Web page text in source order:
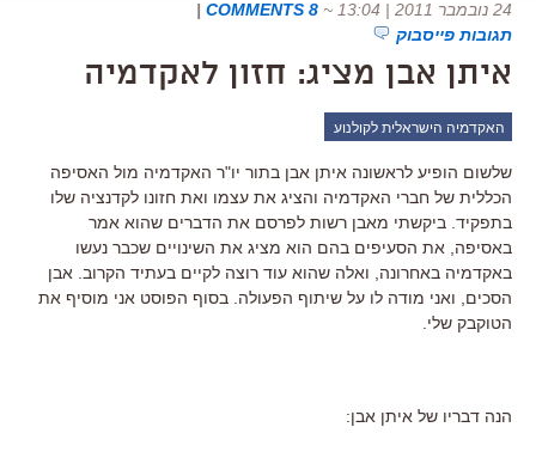
24 נובמבר 2011 | 13:04 ~
8 COMMENTS
|
תגובות פייסבוק
איתן אבן מציג: חזון לאקדמיה
האקדמיה הישראלית לקולנוע
שלשום הופיע לראשונה איתן אבן בתור יו"ר האקדמיה מול האסיפה
הכללית של חברי האקדמיה והציג את עצמו ואת חזונו לקדנציה שלו
בתפקיד. ביקשתי מאבן רשות לפרסם את הדברים שהוא אמר
באסיפה, את הסעיפים בהם הוא מציג את השינויים שכבר נעשו
באקדמיה באחרונה, ואלה שהוא עוד רוצה לקיים בעתיד הקרוב. אבן
הסכים, ואני מודה לו על שיתוף הפעולה. בסוף הפוסט אני מוסיף את
הטוקבק שלי.
הנה דבריו של איתן אבן: